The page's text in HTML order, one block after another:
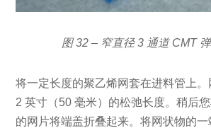
图 32 – 窄直径 3 通道 CMT
将一定长度的聚乙烯网套在进料管上
2 英寸（50 毫米）的松弛长度。稍后
的网片将端盖折叠起来。将网状物的